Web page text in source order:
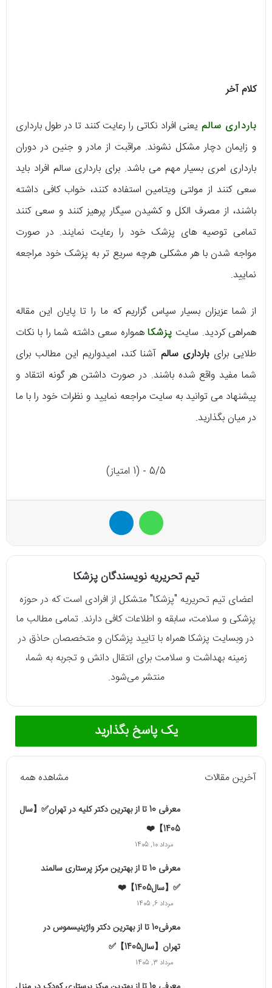
کلام آخر
بارداری سالم یعنی افراد نکاتی را رعایت کنند تا در طول بارداری
و زایمان دچار مشکل نشوند. مراقبت از مادر و جنین در دوران
بارداری امری بسیار مهم می باشد. برای بارداری سالم افراد باید
سعی کنند از مولتی ویتامین استفاده کنند، خواب کافی داشته
باشند، از مصرف الکل و کشیدن سیگار پرهیز کنند و سعی کنند
تمامی توصیه های پزشک خود را رعایت نمایند. در صورت
مواجه شدن با هر مشکلی هرچه سریع تر به پزشک خود مراجعه
نمایید.
از شما عزیزان بسیار سپاس گزاریم که ما را تا پایان این مقاله
همراهی کردید. سایت پزشکاهمواره سعی داشته شما را با نکات
طلایی برایبارداری سالم آشنا کند، امیدواریم این مطالب برای
شما مفید واقع شده باشند. در صورت داشتن هر گونه انتقاد و
پیشنهاد می توانید به سایت مراجعه نمایید و نظرات خود را با ما
در میان بگذارید.
5/5 - (1 امتیاز)
واتس آپ
تیم تحریریه نویسندگان پزشکا
اعضای تیم تحریریه "پزشکا" متشکل از افرادی است که در حوزه
پزشکی و سلامت، سابقه و اطلاعات کافی دارند. تمامی مطالب ما
در وبسایت پزشکا همراه با تایید پزشکان و متخصصان حاذق در
زمینه بهداشت و سلامت برای انتقال دانش و تجربه به شما،
منتشر می‌شود.
یک پاسخ بگذارید
آخرین مقالات مشاهده همه
معرفی 10 تا از بهترین دکتر کلیه در تهران✅【سال
1405】❤️
مرداد 10, 1405
معرفی 10 تا از بهترین مرکز پرستاری سالمند
✅【سال1405】❤️
مرداد 6, 1405
معرفی10 تا از بهترین دکتر واژینیسموس در
تهران【سال1405】✅
مرداد 3, 1405